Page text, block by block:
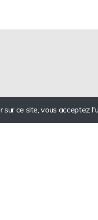
sur ce site, vous acceptez